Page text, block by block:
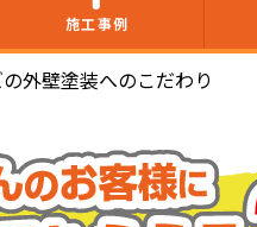
施工事例
外壁塗装へのこだわり